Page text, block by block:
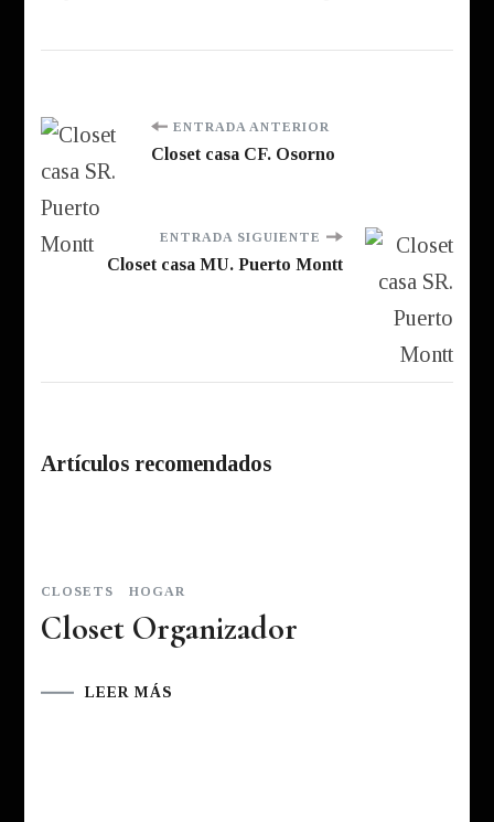
Navegación
de
entradas
ENTRADA ANTERIOR
Closet casa CF. Osorno
ENTRADA SIGUIENTE
Closet casa MU. Puerto Montt
Artículos recomendados
CLOSETS HOGAR
Closet Organizador
LEER MÁS